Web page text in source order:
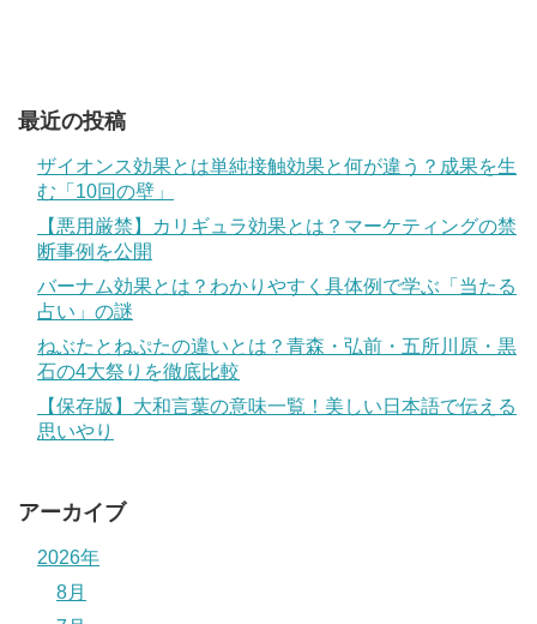
最近の投稿
ザイオンス効果とは単純接触効果と何が違う？成果を生
む「10回の壁」
【悪用厳禁】カリギュラ効果とは？マーケティングの禁
断事例を公開
バーナム効果とは？わかりやすく具体例で学ぶ「当たる
占い」の謎
ねぶたとねぷたの違いとは？青森・弘前・五所川原・黒
石の4大祭りを徹底比較
【保存版】大和言葉の意味一覧！美しい日本語で伝える
思いやり
アーカイブ
2026年
8月